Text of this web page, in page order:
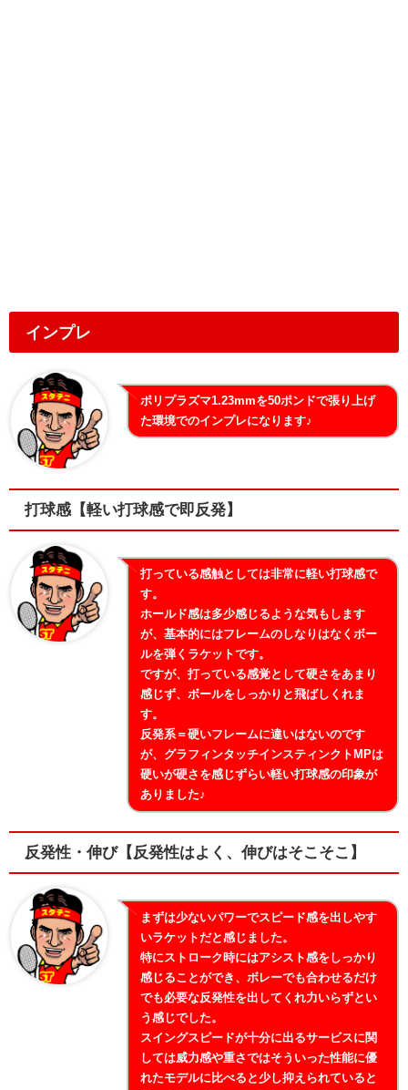
インプレ
ポリプラズマ1.23mmを50ポンドで張り上げ
た環境でのインプレになります♪
打球感【軽い打球感で即反発】
打っている感触としては非常に軽い打球感で
す。
ホールド感は多少感じるような気もします
が、基本的にはフレームのしなりはなくボー
ルを弾くラケットです。
ですが、打っている感覚として硬さをあまり
感じず、ボールをしっかりと飛ばしくれま
す。
反発系＝硬いフレームに違いはないのです
が、グラフィンタッチインスティンクトMPは
硬いが硬さを感じずらい軽い打球感の印象が
ありました♪
反発性・伸び【反発性はよく、伸びはそこそこ】
まずは少ないパワーでスピード感を出しやす
いラケットだと感じました。
特にストローク時にはアシスト感をしっかり
感じることができ、ボレーでも合わせるだけ
でも必要な反発性を出してくれ力いらずとい
う感じでした。
スイングスピードが十分に出るサービスに関
しては威力感や重さではそういった性能に優
れたモデルに比べると少し抑えられていると